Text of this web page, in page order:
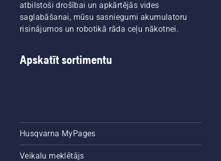
atbilstoši drošībai un apkārtējās vides
saglabāšanai, mūsu sasniegumi akumulatoru
risinājumos un robotikā rāda ceļu nākotnei.
Apskatīt sortimentu
Husqvarna MyPages
Veikalu meklētājs